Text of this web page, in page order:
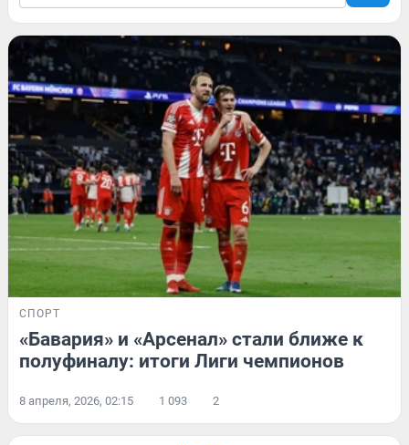
СПОРТ
«Бавария» и «Арсенал» стали ближе к
полуфиналу: итоги Лиги чемпионов
8 апреля, 2026, 02:15 1 093 2